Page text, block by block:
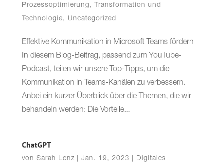
Prozessoptimierung ,
Transformation und
Technologie, Uncategorized
Effektive Kommunikation in Microsoft Teams fördern
In diesem Blog-Beitrag, passend zum YouTube-
Podcast, teilen wir unsere Top-Tipps, um die
Kommunikation in Teams-Kanälen zu verbessern.
Anbei ein kurzer Überblick über die Themen, die wir
behandeln werden: Die Vorteile...
ChatGPT
von Sarah Lenz| Jan. 19, 2023
Digitales